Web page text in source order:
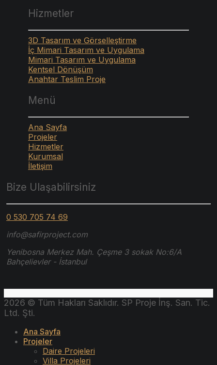
Hizmetler
3D Tasarım ve Görselleştirme
İç Mimari Tasarım ve Uygulama
Mimari Tasarım ve Uygulama
Kentsel Dönüşüm
Anahtar Teslim Proje
Menü
Ana Sayfa
Projeler
Hizmetler
Kurumsal
İletişim
Bize Ulaşabilirsiniz
0 530 705 74 69
info@safirproject.com
Yenibosna Merkez Mah. Çeşme 3 sokak No:6/A
Bahçelievler - İstanbul
2026 © Tüm Hakları Saklıdır. SP Proje İnş. San. Tic.
Ltd. Şti.
Ana Sayfa
Projeler
Daire Projeleri
Villa Projeleri